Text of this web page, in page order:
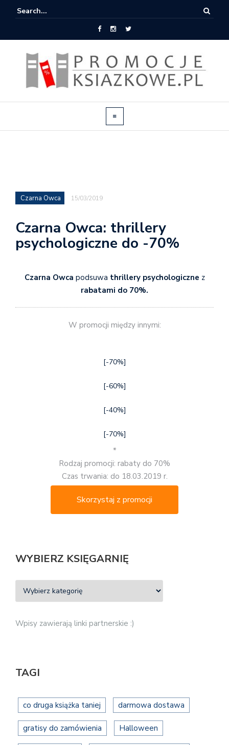
Czarna Owca 15/03/2019
Czarna Owca: thrillery
psychologiczne do -70%
Czarna Owca podsuwa thrillery psychologiczne z
rabatami do 70%.
W promocji między innymi:
[-70%]
[-60%]
[-40%]
[-70%]
*
Rodzaj promocji: rabaty do 70%
Czas trwania: do 18.03.2019 r.
Skorzystaj z promocji
WYBIERZ KSIĘGARNIĘ
Wpisy zawierają linki partnerskie :)
TAGI
co druga książka taniej darmowa dostawa
gratisy do zamówienia Halloween